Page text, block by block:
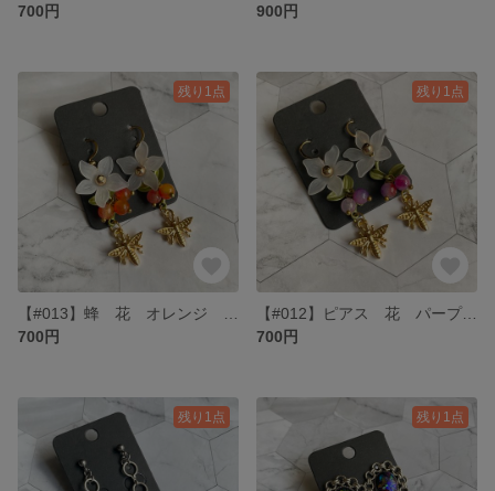
700円
900円
残り1点
700円
残り1点
【#012】ピアス 花 パープル 蜂
700円
残り1点 残り1点